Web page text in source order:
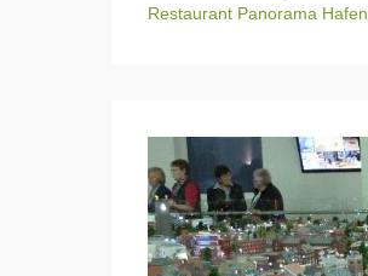
Restaurant Panorama Hafen